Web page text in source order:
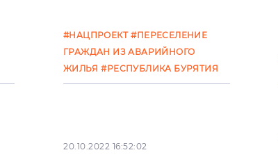
#НАЦПРОЕКТ #ПЕРЕСЕЛЕНИЕ
ГРАЖДАН ИЗ АВАРИЙНОГО
ЖИЛЬЯ #РЕСПУБЛИКА БУРЯТИЯ
20.10.2022 16:52:02